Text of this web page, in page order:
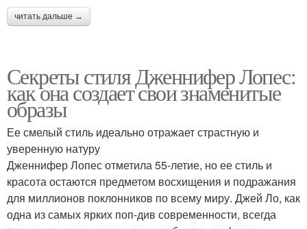
читать дальше →
Секреты стиля Дженнифер Лопес:
как она создает свои знаменитые
образы
Ее смелый стиль идеально отражает страстную и
уверенную натуру
Дженнифер Лопес отметила 55-летие, но ее стиль и
красота остаются предметом восхищения и подражания
для миллионов поклонников по всему миру. Джей Ло, как
одна из самых ярких поп-див современности, всегда